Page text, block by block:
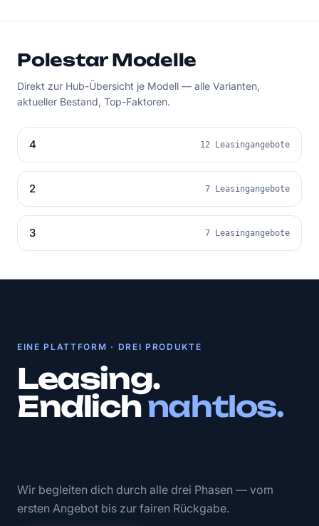
Polestar Modelle
Direkt zur Hub-Übersicht je Modell — alle Varianten,
aktueller Bestand, Top-Faktoren.
4 12 Leasingangebote
2 7 Leasingangebote
3 7 Leasingangebote
EINE PLATTFORM · DREI PRODUKTE
Leasing.
Endlichnahtlos.
Wir begleiten dich durch alle drei Phasen — vom
ersten Angebot bis zur fairen Rückgabe.